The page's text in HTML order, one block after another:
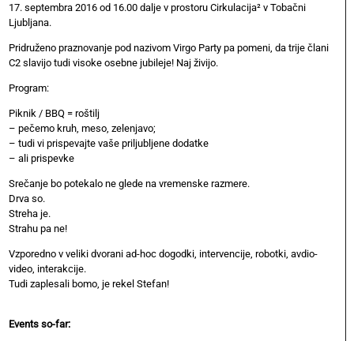
17. septembra 2016 od 16.00 dalje v prostoru Cirkulacija² v Tobačni
Ljubljana.
Pridruženo praznovanje pod nazivom Virgo Party pa pomeni, da trije člani
C2 slavijo tudi visoke osebne jubileje! Naj živijo.
Program:
Piknik / BBQ = roštilj
– pečemo kruh, meso, zelenjavo;
– tudi vi prispevajte vaše priljubljene dodatke
– ali prispevke
Srečanje bo potekalo ne glede na vremenske razmere.
Drva so.
Streha je.
Strahu pa ne!
Vzporedno v veliki dvorani ad-hoc dogodki, intervencije, robotki, avdio-
video, interakcije.
Tudi zaplesali bomo, je rekel Stefan!
Events so-far: